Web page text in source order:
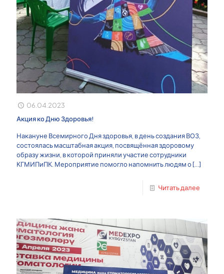
06.04.2023
Акция ко Дню Здоровья!
Накануне Всемирного Дня здоровья, в день создания ВОЗ,
состоялась масштабная акция, посвящённая здоровому
образу жизни, в которой приняли участие сотрудники
КГМИПиПК. Мероприятие помогло напомнить людям о[…]
Читать далее